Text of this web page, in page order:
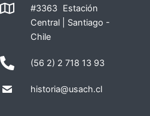
#3363 Estación
Central | Santiago -
Chile
(56 2) 2 718 13 93
historia@usach.cl